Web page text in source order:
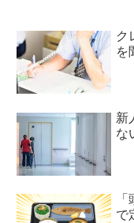
ク
を
新
な
で